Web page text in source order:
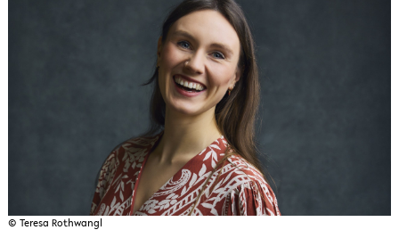
© Teresa Rothwangl